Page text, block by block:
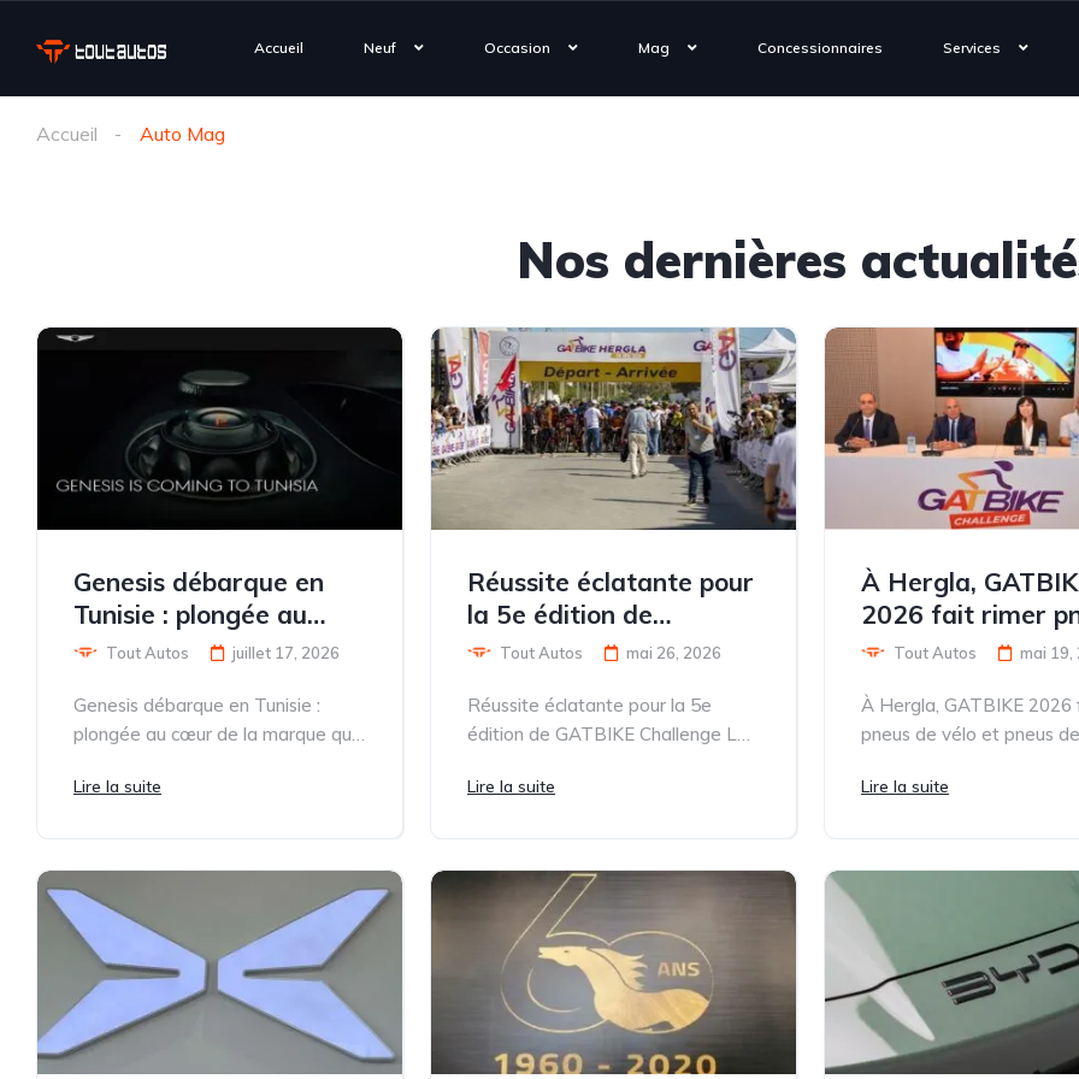
Accueil Neuf Occasion Mag Concessionnaires Services
Accueil Auto Mag
Nos dernières
Genesis débarque en
Tunisie : plongée au
cœur de la marque qui
automobile
Tout Autos juillet 17, 2026
Genesis débarque en Tunisie :
plongée au cœur de la marque qui
Lire la suite
Réussite éclatante pour
la 5e édition de
GATBIKE Challenge
Tout Autos mai 26, 2026
Réussite éclatante pour la 5e
édition de GATBIKE Challenge La
Challenge, organisée par GAT...
Lire la suite
À Hergla,
2026 fait rimer
de vélo et pneus
Tout Autos mai 19,
À Hergla, GATBIKE
pneus de vélo et pneus
Lire la suite